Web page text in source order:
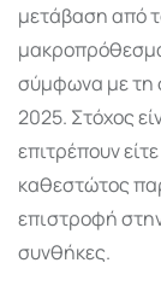
μετάβαση από
σύμφωνα με τη
2025. Στόχος
επιτρέπουν
καθεστώτος
επιστροφή
συνθήκες.